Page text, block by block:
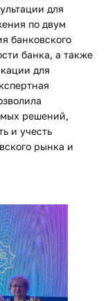
для
по двум
банковского
банка, а также
для
решений,
и учесть
рынка и